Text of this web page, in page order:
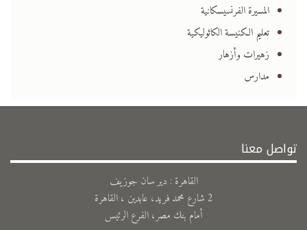
المسيرة الفرنسيسكانية
تعليم الكنيسة الكاثوليكية
زهيرات وأزهار
مدارس
تواصل معنا
القاهرة : دير سان جوزيف
2 شارع محمد فريد، عابدين ، القاهرة
أمام بنك مصر، الفرع الرئيس